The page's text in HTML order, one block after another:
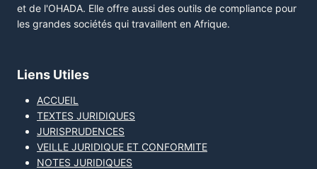
et de l'OHADA. Elle offre aussi des outils de compliance pour
les grandes sociétés qui travaillent en Afrique.
Liens Utiles
ACCUEIL
TEXTES JURIDIQUES
JURISPRUDENCES
VEILLE JURIDIQUE ET CONFORMITE
NOTES JURIDIQUES